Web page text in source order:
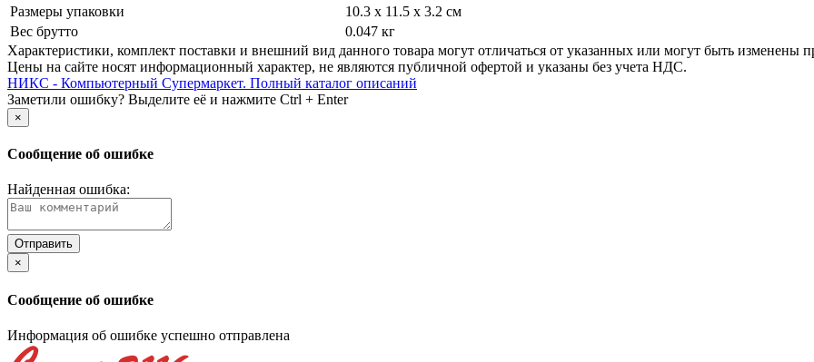
Размеры упаковки
10.3 x 11.5 x 3.2 см
Вес брутто
0.047 кг
Xарактеристики, комплект поставки и внешний вид данного товара могут отличаться от указанных или могут быть изменены
Цены на сайте носят информационный характер, не являются публичной офертой и указаны без учета НДС.
НИКС - Компьютерный Cупермаркет. Полный каталог описаний
Заметили ошибку? Выделите её и нажмите Ctrl + Enter
×
Сообщение об ошибке
Найденная ошибка:
×
Сообщение об ошибке
Информация об ошибке успешно отправлена